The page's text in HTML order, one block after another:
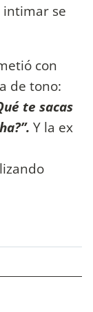
intimar se
con
de tono:
te sacas
Y la ex